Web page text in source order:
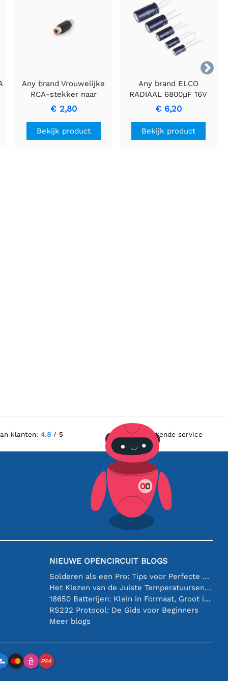

Any brand Vrouwelijke
RCA-stekker naar
vrouwelijke plugadapter
voor audioconnecties
€ 2,80
Bekijk product
Any brand ELCO
RADIAAL 6800µF 16V
Condensator voor
Energiebuffering
€ 6,20
Bekijk product
klanten: 4.8/ 5 Uitstekende service
NIEUWE OPENCIRCUIT BLOGS
Solderen als een Pro: Tips voor Perfecte Elektronische Verbindingen
Het Kiezen van de Juiste Temperatuursensor [youtube]
18650 Batterijen: Klein in Formaat, Groot in Prestatie
RS232 Protocol: De Gids voor Beginners
Meer blogs